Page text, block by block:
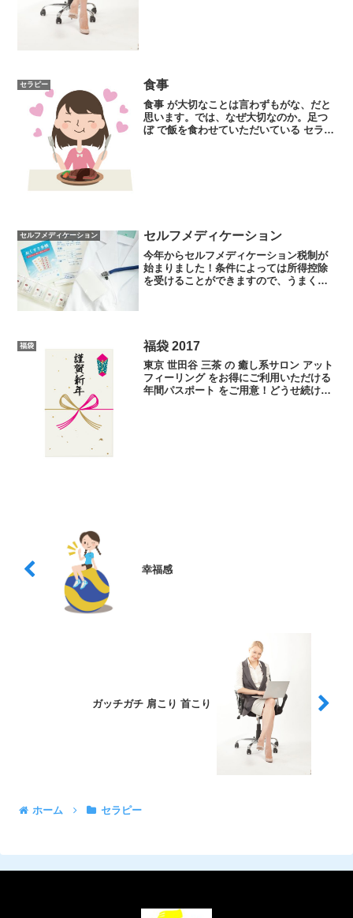
セラピー 食事
食事 が大切なことは言わずもがな、だと
思います。では、なぜ大切なのか。足つ
ぼ で飯を食わせていただいている セラピ
セルフメディケーション セルフメディケーション
今年からセルフメディケーション税制が
始まりました！条件によっては所得控除
を受けることができますので、うまく活
福袋 福袋 2017
東京 世田谷 三茶 の 癒し系サロン アット
フィーリング をお得にご利用いただける
年間パスポート をご用意！どうせ続ける
幸福感
ガッチガチ 肩こり 首こり
ホーム セラピー